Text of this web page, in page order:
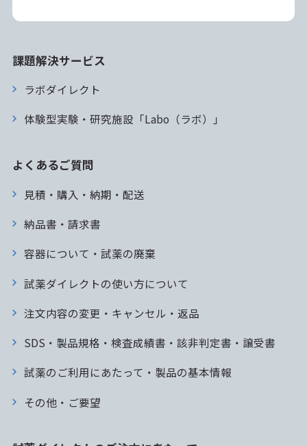
課題解決サービス
ラボダイレクト
体験型実験・研究施設「Labo（ラボ）」
よくあるご質問
見積・購入・納期・配送
納品書・請求書
容器について・試薬の廃棄
試薬ダイレクトの使い方について
注文内容の変更・キャンセル・返品
SDS・製品規格・検査成績書・該非判定書・譲受書
試薬のご利用にあたって・製品の基本情報
その他・ご要望